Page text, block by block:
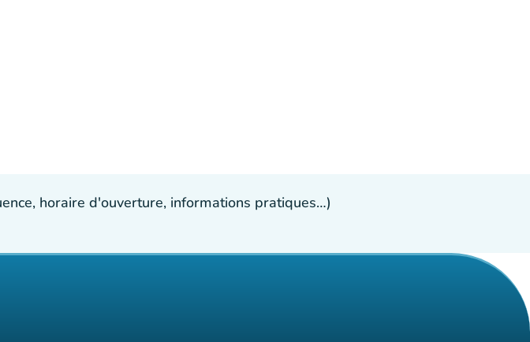
horaire d'ouverture, informations pratiques…)